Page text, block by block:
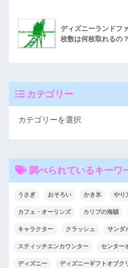
ディズニーランドフ
枚数は何枚取れるの？
カテゴリー
調べられているキーワ
うさぎ おそろい かき氷 やり
カフェ・オーリンズ カリブの海賊
キャラクター クラッシュ サンダ
スティッチエンカウンター センター
ディズニー ディズニーギフトオブク